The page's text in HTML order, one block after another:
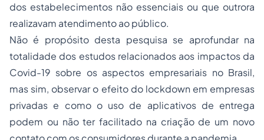
dos estabelecimentos não essenciais ou que outrora
realizavam atendimento ao público.
Não é propósito desta pesquisa se aprofundar na
totalidade dos estudos relacionados aos impactos da
Covid-19 sobre os aspectos empresariais no Brasil,
mas sim, observar o efeito do lockdown em empresas
privadas e como o uso de aplicativos de entrega
podem ou não ter facilitado na criação de um novo